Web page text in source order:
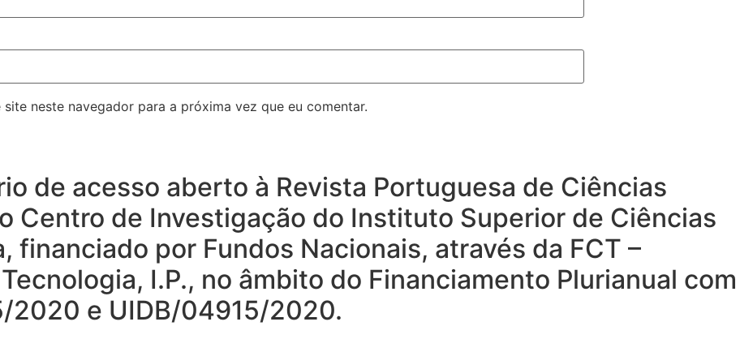
site neste navegador para a próxima vez que eu comentar.
de acesso aberto à Revista Portuguesa de Ciências
Centro de Investigação do Instituto Superior de Ciências
financiado por Fundos Nacionais, através da FCT –
I.P., no âmbito do Financiamento Plurianual com
2020 e UIDB/04915/2020.